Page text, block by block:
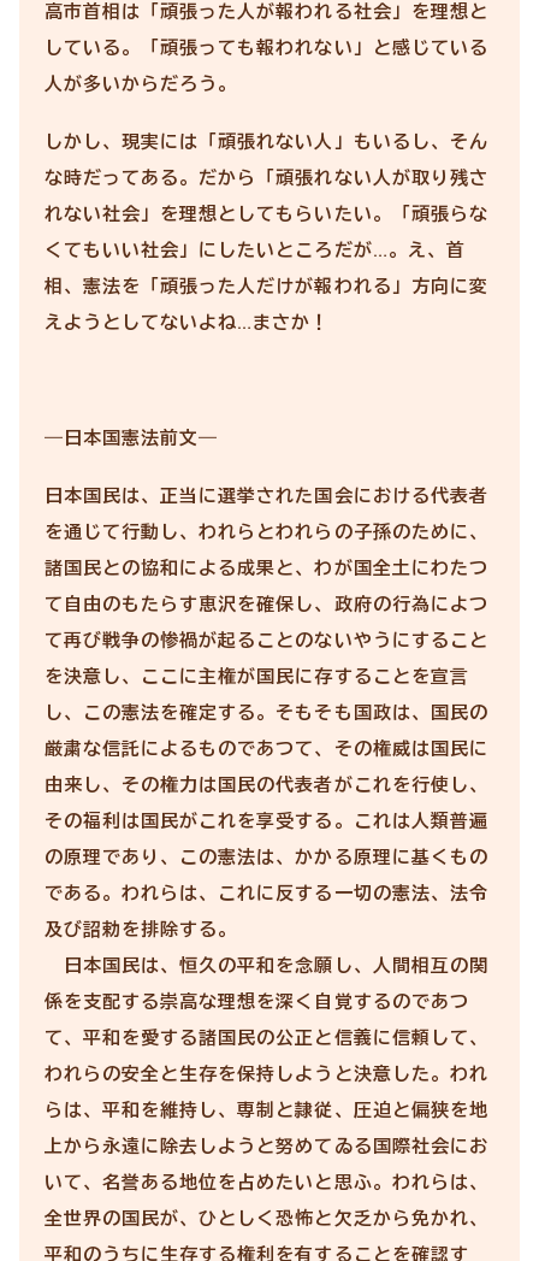
高市首相は「頑張った人が報われる社会」を理想と
している。「頑張っても報われない」と感じている
人が多いからだろう。
しかし、現実には「頑張れない人」もいるし、そん
な時だってある。だから「頑張れない人が取り残さ
れない社会」を理想としてもらいたい。「頑張らな
くてもいい社会」にしたいところだが…。え、首
相、憲法を「頑張った人だけが報われる」方向に変
えようとしてないよね…まさか！
―日本国憲法前文―
日本国民は、正当に選挙された国会における代表者
を通じて行動し、われらとわれらの子孫のために、
諸国民との協和による成果と、わが国全土にわたつ
て自由のもたらす恵沢を確保し、政府の行為によつ
て再び戦争の惨禍が起ることのないやうにすること
を決意し、ここに主権が国民に存することを宣言
し、この憲法を確定する。そもそも国政は、国民の
厳粛な信託によるものであつて、その権威は国民に
由来し、その権力は国民の代表者がこれを行使し、
その福利は国民がこれを享受する。これは人類普遍
の原理であり、この憲法は、かかる原理に基くもの
である。われらは、これに反する一切の憲法、法令
及び詔勅を排除する。
日本国民は、恒久の平和を念願し、人間相互の関
係を支配する崇高な理想を深く自覚するのであつ
て、平和を愛する諸国民の公正と信義に信頼して、
われらの安全と生存を保持しようと決意した。われ
らは、平和を維持し、専制と隷従、圧迫と偏狭を地
上から永遠に除去しようと努めてゐる国際社会にお
いて、名誉ある地位を占めたいと思ふ。われらは、
全世界の国民が、ひとしく恐怖と欠乏から免かれ、
平和のうちに生存する権利を有することを確認す